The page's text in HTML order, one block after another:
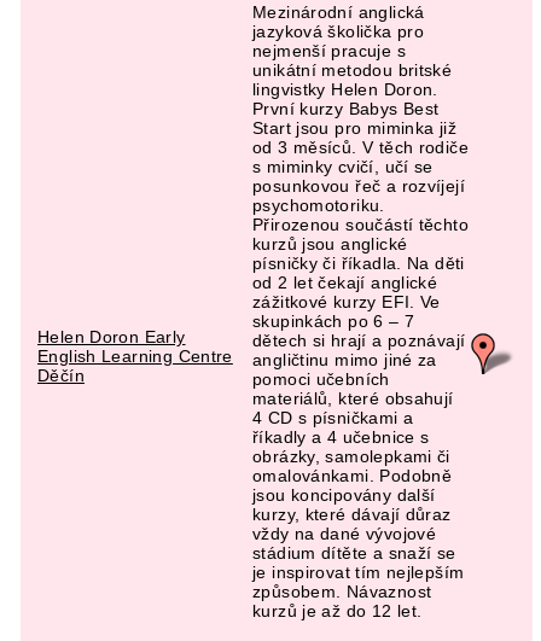
Helen Doron Early
English Learning Centre
Děčín
Mezinárodní anglická
jazyková školička pro
nejmenší pracuje s
unikátní metodou britské
lingvistky Helen Doron.
První kurzy Babys Best
Start jsou pro miminka již
od 3 měsíců. V těch rodiče
s miminky cvičí, učí se
posunkovou řeč a rozvíjejí
psychomotoriku.
Přirozenou součástí těchto
kurzů jsou anglické
písničky či říkadla. Na děti
od 2 let čekají anglické
zážitkové kurzy EFI. Ve
skupinkách po 6 – 7
dětech si hrají a poznávají
angličtinu mimo jiné za
pomoci učebních
materiálů, které obsahují
4 CD s písničkami a
říkadly a 4 učebnice s
obrázky, samolepkami či
omalovánkami. Podobně
jsou koncipovány další
kurzy, které dávají důraz
vždy na dané vývojové
stádium dítěte a snaží se
je inspirovat tím nejlepším
způsobem. Návaznost
kurzů je až do 12 let.